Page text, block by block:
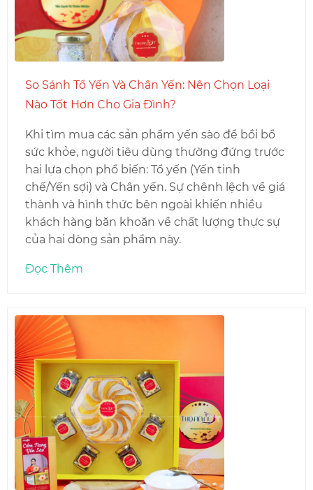
So Sánh Tổ Yến Và Chân Yến: Nên Chọn Loại
Nào Tốt Hơn Cho Gia Đình?
Khi tìm mua các sản phẩm yến sào để bồi bổ
sức khỏe, người tiêu dùng thường đứng trước
hai lựa chọn phổ biến: Tổ yến (Yến tinh
chế/Yến sợi) và Chân yến. Sự chênh lệch về giá
thành và hình thức bên ngoài khiến nhiều
khách hàng băn khoăn về chất lượng thực sự
của hai dòng sản phẩm này.
Đọc Thêm